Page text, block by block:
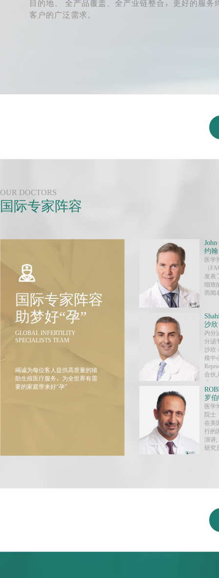
目的地、 全产品覆盖、全产业链整合，更好的服务
客户的广泛需求。
OUR DOCTORS
国际专家阵容
国际专家阵容
助梦好“孕”
GLOBAL INFERTILITY
SPECIALISTS TEAM
竭诚为每位客人提供高质量的辅
助生殖医疗服务，为全世界有需
要的家庭带来好“孕”
约翰
医学
（
发表
细致
而闻
沙欣
内分
分泌
沙欣
殖中
合伙
业。
罗
医学
院士
在美
行的
演讲;
研究